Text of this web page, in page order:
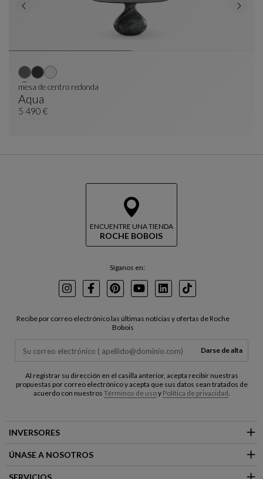
Aqua
Mesa De Centro Redonda
Ver Descripción Completa
mesa de centro redonda
5 490 €
ENCUENTRE UNA TIENDA
ROCHE BOBOIS
Síganos en:
InstagramFacebookPinterest
YoutubeLinkedInTikTok
Recibe por correo electrónico las últimas noticias y ofertas de Roche
Bobois
Darse de alta
Al registrar su dirección en el casilla anterior, acepta recibir nuestras
propuestas por correo electrónico y acepta que sus datos sean tratados de
acuerdo con nuestros Términos de usoy Política de privacidad
INVERSORES
ÚNASE A NOSOTROS
SERVICIOS